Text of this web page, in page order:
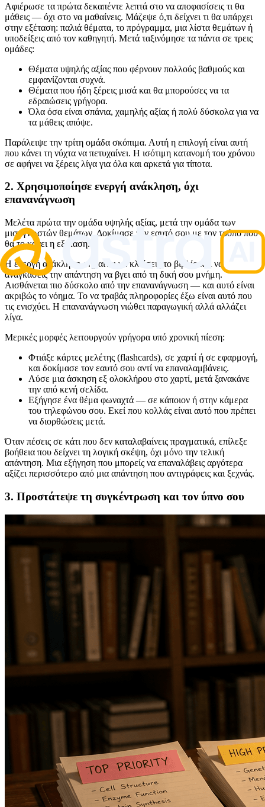
Αφιέρωσε τα πρώτα δεκαπέντε λεπτά στο να αποφασίσεις τι θα
μάθεις — όχι στο να μαθαίνεις. Μάζεψε ό,τι δείχνει τι θα υπάρχει
στην εξέταση: παλιά θέματα, το πρόγραμμα, μια λίστα θεμάτων ή
υποδείξεις από τον καθηγητή. Μετά ταξινόμησε τα πάντα σε τρεις
ομάδες:
Θέματα υψηλής αξίας που φέρνουν πολλούς βαθμούς και
εμφανίζονται συχνά.
Θέματα που ήδη ξέρεις μισά και θα μπορούσες να τα
εδραιώσεις γρήγορα.
Όλα όσα είναι σπάνια, χαμηλής αξίας ή πολύ δύσκολα για να
τα μάθεις απόψε.
Παράλειψε την τρίτη ομάδα σκόπιμα. Αυτή η επιλογή είναι αυτή
που κάνει τη νύχτα να πετυχαίνει. Η ισότιμη κατανομή του χρόνου
σε αφήνει να ξέρεις λίγα για όλα και αρκετά για τίποτα.
2. Χρησιμοποίησε ενεργή ανάκληση, όχι
επανανάγνωση
Μελέτα πρώτα την ομάδα υψηλής αξίας, μετά την ομάδα των
μισογνωστών θεμάτων. Δοκίμασε τον εαυτό σου με τον τρόπο που
θα το κάνει η εξέταση.
Η ενεργή ανάκληση σημαίνει να κλείσεις το βιβλίο και να
αναγκάσεις την απάντηση να βγει από τη δική σου μνήμη.
Αισθάνεται πιο δύσκολο από την επανανάγνωση — και αυτό είναι
ακριβώς το νόημα. Το να τραβάς πληροφορίες έξω είναι αυτό που
τις ενισχύει. Η επανανάγνωση νιώθει παραγωγική αλλά αλλάζει
λίγα.
Μερικές μορφές λειτουργούν γρήγορα υπό χρονική πίεση:
Φτιάξε κάρτες μελέτης (flashcards), σε χαρτί ή σε εφαρμογή,
και δοκίμασε τον εαυτό σου αντί να επαναλαμβάνεις.
Λύσε μια άσκηση εξ ολοκλήρου στο χαρτί, μετά ξανακάνε
την από κενή σελίδα.
Εξήγησε ένα θέμα φωναχτά — σε κάποιον ή στην κάμερα
του τηλεφώνου σου. Εκεί που κολλάς είναι αυτό που πρέπει
να διορθώσεις μετά.
Όταν πέσεις σε κάτι που δεν καταλαβαίνεις πραγματικά, επίλεξε
βοήθεια που δείχνει τη λογική σκέψη, όχι μόνο την τελική
απάντηση. Μια εξήγηση που μπορείς να επαναλάβεις αργότερα
αξίζει περισσότερο από μια απάντηση που αντιγράφεις και ξεχνάς.
3. Προστάτεψε τη συγκέντρωση και τον ύπνο σου